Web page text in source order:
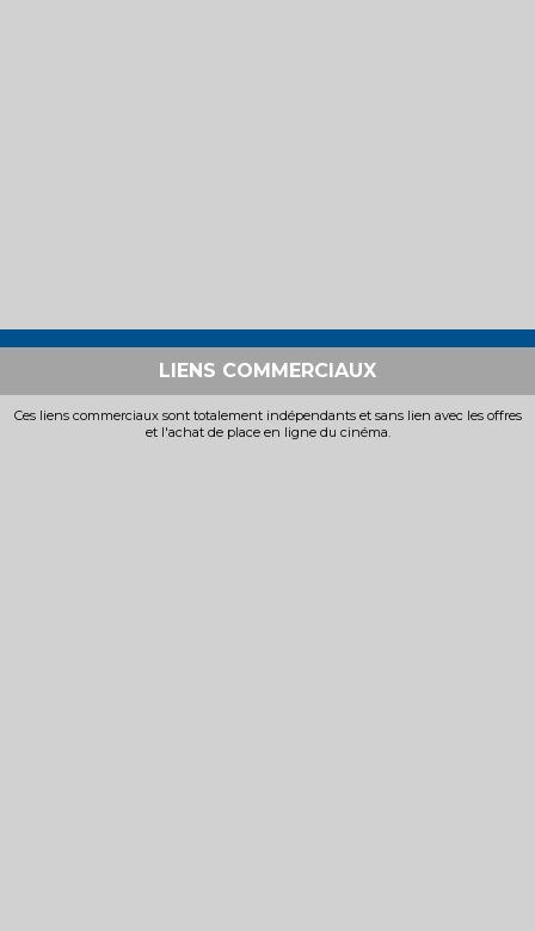
LIENS COMMERCIAUX
Ces liens commerciaux sont totalement indépendants et sans lien avec les offres
et l'achat de place en ligne du cinéma.